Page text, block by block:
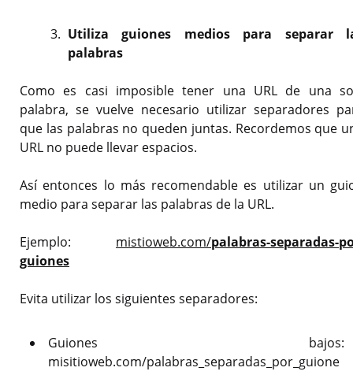
Utiliza guiones medios para separar
palabras
Como es casi imposible tener una URL de una
palabra, se vuelve necesario utilizar separadores
que las palabras no queden juntas. Recordemos que
URL no puede llevar espacios.
Así entonces lo más recomendable es utilizar un
medio para separar las palabras de la URL.
Ejemplo: mistioweb.com/palabras-separadas-
guiones
Evita utilizar los siguientes separadores:
Guiones bajos:
misitioweb.com/palabras_separadas_por_guione